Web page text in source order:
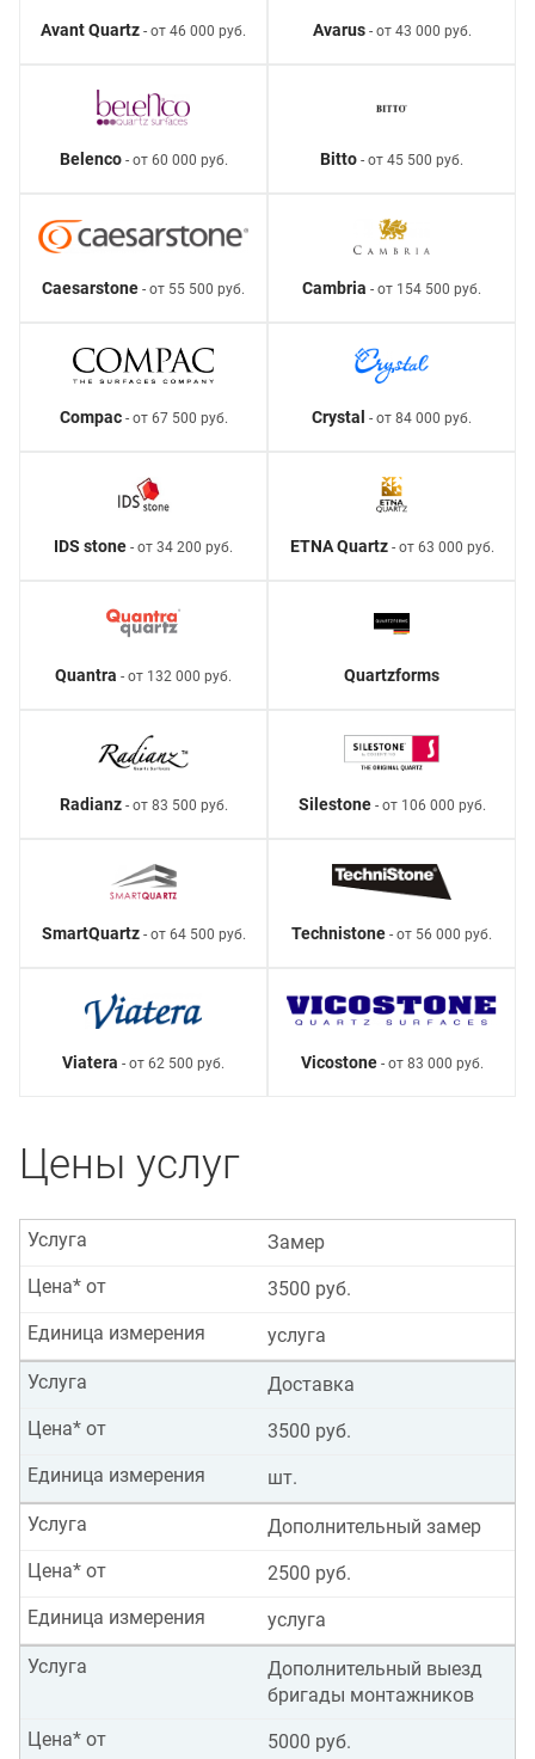
Avant Quartz - от 46 000 руб. Avarus- от 43 000 руб.
Belenco- от 60 000 руб. Bitto - от 45 500 руб.
Caesarstone - от 55 500 руб. Cambria - от 154 500 руб.
Compac- от 67 500 руб. Crystal - от 84 000 руб.
IDS stone - от 34 200 руб. ETNA Quartz- от 63 000 руб.
Quantra - от 132 000 руб. Quartzforms
Radianz- от 83 500 руб. Silestone- от 106 000 руб.
SmartQuartz- от 64 500 руб. Technistone - от 56 000 руб.
Viatera - от 62 500 руб. Vicostone- от 83 000 руб.
Цены услуг
Замер
Услуга
3500 руб.
Цена* от
услуга
Единица измерения
Доставка
Услуга
3500 руб.
Цена* от
шт.
Единица измерения
Дополнительный замер
Услуга
2500 руб.
Цена* от
услуга
Единица измерения
Дополнительный выезд
бригады монтажников
Услуга
5000 руб.
Цена* от